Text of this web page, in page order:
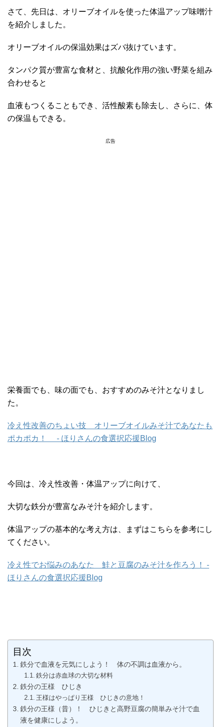
さて、先日は、オリーブオイルを使った体温アップ味噌汁
を紹介しました。
オリーブオイルの保温効果はズバ抜けています。
タンパク質が豊富な食材と、抗酸化作用の強い野菜を組み
合わせると
血液もつくることもでき、活性酸素も除去し、さらに、体
の保温もできる。
広告
栄養面でも、味の面でも、おすすめのみそ汁となりまし
た。
冷え性改善のちょい技 オリーブオイルみそ汁であなたも
ポカポカ！ - ほりさんの食選択応援Blog
今回は、冷え性改善・体温アップに向けて、
大切な鉄分が豊富なみそ汁を紹介します。
体温アップの基本的な考え方は、まずはこちらを参考にし
てください。
冷え性でお悩みのあなた 鮭と豆腐のみそ汁を作ろう！ -
ほりさんの食選択応援Blog
目次
鉄分で血液を元気にしよう！ 体の不調は血液から。
鉄分は赤血球の大切な材料
鉄分の王様 ひじき
王様はやっぱり王様 ひじきの意地！
鉄分の王様（昔）！ ひじきと高野豆腐の簡単みそ汁で血
液を健康にしよう。